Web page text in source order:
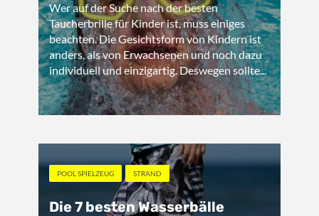
Wer auf der Suche nach der besten
Taucherbrille für Kinder ist, muss einiges
beachten. Die Gesichtsform von Kindern ist
anders, als von Erwachsenen und noch dazu
individuell und einzigartig. Deswegen sollte...
POOL SPIELZEUG STRAND
Die 7 besten Wasserbälle